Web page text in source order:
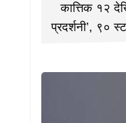
कात्तिक १२
प्रदर्शनी’, ९०